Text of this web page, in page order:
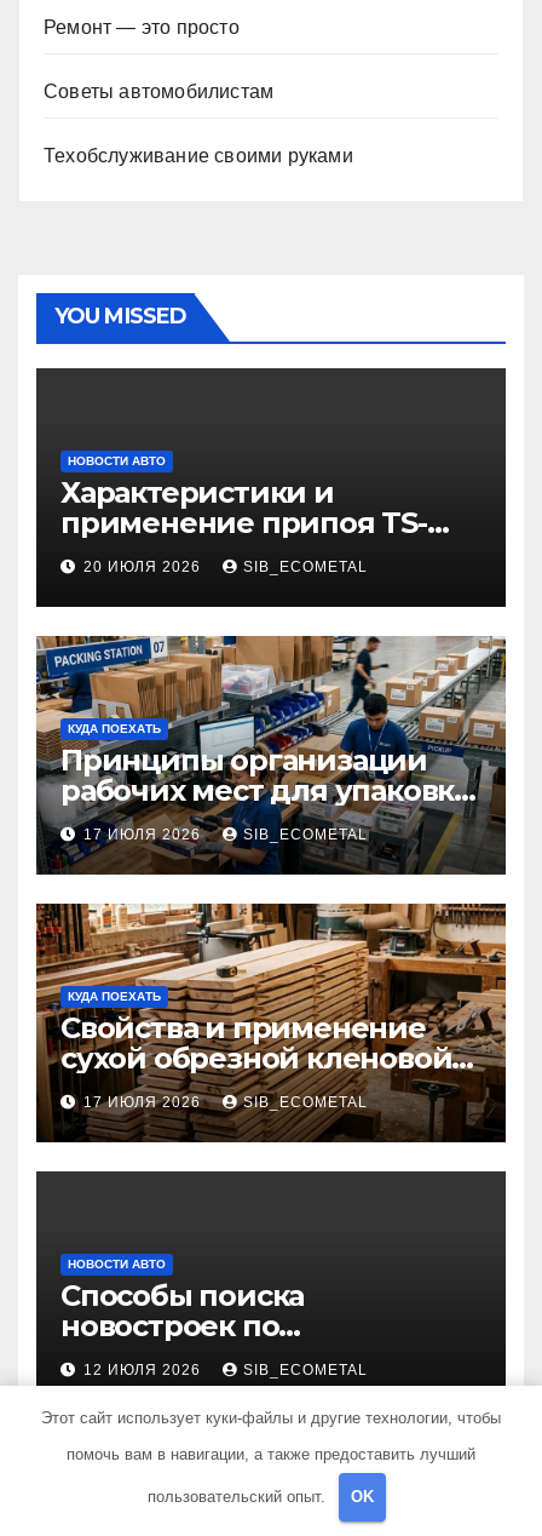
Ремонт — это просто
Советы автомобилистам
Техобслуживание своими руками
YOU MISSED
НОВОСТИ АВТО
Характеристики и
применение припоя TS-
99.35050
20 ИЮЛЯ 2026 SIB_ECOMETAL
КУДА ПОЕХАТЬ
Принципы организации
рабочих мест для упаковки
и комплектации товаров
17 ИЮЛЯ 2026 SIB_ECOMETAL
КУДА ПОЕХАТЬ
Свойства и применение
сухой обрезной кленовой
доски в столярном деле
17 ИЮЛЯ 2026 SIB_ECOMETAL
НОВОСТИ АВТО
Способы поиска
новостроек по
индивидуальным
параметрам
12 ИЮЛЯ 2026 SIB_ECOMETAL
Этот сайт использует куки-файлы и другие технологии, чтобы
помочь вам в навигации, а также предоставить лучший
пользовательский опыт. OK